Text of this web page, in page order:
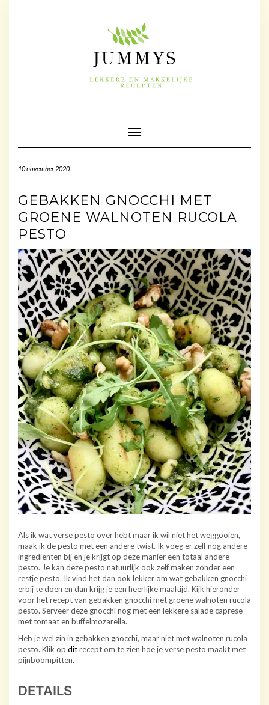
Toggle navigatie
10 november 2020
GEBAKKEN GNOCCHI MET
GROENE WALNOTEN RUCOLA
PESTO
Als ik wat verse pesto over hebt maar ik wil niet het weggooien,
maak ik de pesto met een andere twist. Ik voeg er zelf nog andere
ingrediënten bij en je krijgt op deze manier een totaal andere
pesto. Je kan deze pesto natuurlijk ook zelf maken zonder een
restje pesto. Ik vind het dan ook lekker om wat gebakken gnocchi
erbij te doen en dan krijg je een heerlijke maaltijd. Kijk hieronder
voor het recept van gebakken gnocchi met groene walnoten rucola
pesto. Serveer deze gnocchi nog met een lekkere salade caprese
met tomaat en buffelmozarella.
Heb je wel zin in gebakken gnocchi, maar niet met walnoten rucola
pesto. Klik op ditrecept om te zien hoe je verse pesto maakt met
pijnboompitten.
DETAILS